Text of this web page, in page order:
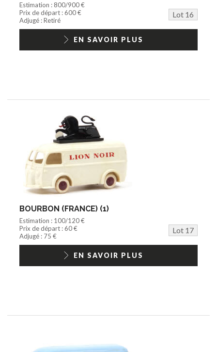
Estimation : 800/900 €
Prix de départ : 600 €
Lot 16
Adjugé : Retiré
EN SAVOIR PLUS
BOURBON (FRANCE) (1)
Estimation : 100/120 €
Prix de départ : 60 €
Lot 17
Adjugé : 75 €
EN SAVOIR PLUS